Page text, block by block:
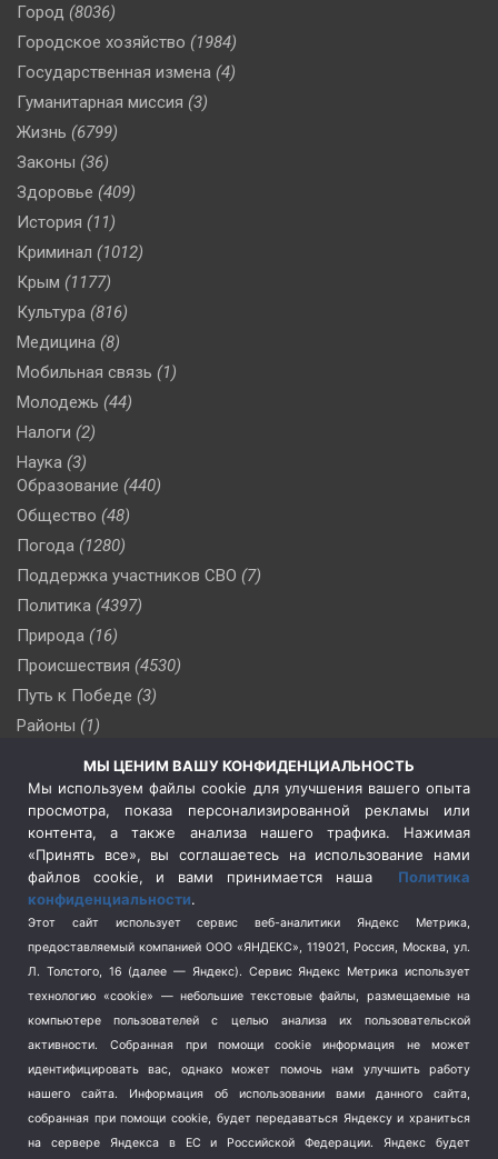
Город (8036)
Городское хозяйство (1984)
Государственная измена (4)
Гуманитарная миссия (3)
Жизнь (6799)
Законы (36)
Здоровье (409)
История (11)
Криминал (1012)
Крым (1177)
Культура (816)
Медицина (8)
Мобильная связь (1)
Молодежь (44)
Налоги (2)
Наука (3)
Образование (440)
Общество (48)
Погода (1280)
Поддержка участников СВО (7)
Политика (4397)
Природа (16)
Происшествия (4530)
Путь к Победе (3)
Районы (1)
(510)
Сельское хозяйство (3)
Социальная политика
(3)
Спецоперация в Украине
Спецоперация на Украине
(404)
Спорт (740)
Терроризм (1)
Транспорт (262)
Туризм (178)
Флот (76)
Школа и спорт (2)
Экология (8)
МЫ ЦЕНИМ ВАШУ КОНФИДЕНЦИАЛЬНОСТЬ
Мы используем файлы cookie для улучшения вашего опыта
просмотра, показа персонализированной рекламы или
контента, а также анализа нашего трафика. Нажимая
«Принять все», вы соглашаетесь на использование нами
файлов cookie, и вами принимается наша Политика
конфиденциальности.
Этот сайт использует сервис веб-аналитики Яндекс Метрика,
предоставляемый компанией ООО «ЯНДЕКС», 119021, Россия, Москва, ул.
Л. Толстого, 16 (далее — Яндекс). Сервис Яндекс Метрика использует
технологию «cookie» — небольшие текстовые файлы, размещаемые на
компьютере пользователей с целью анализа их пользовательской
активности.
Собранная при помощи cookie информация не может
идентифицировать вас, однако может помочь нам улучшить работу
нашего сайта. Информация об использовании вами данного сайта,
собранная при помощи cookie, будет передаваться Яндексу и храниться
на сервере Яндекса в ЕС и Российской Федерации. Яндекс будет